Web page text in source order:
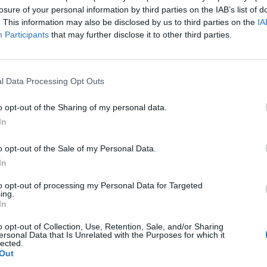
of your personal information by third parties on the IAB’s list of
This information may also be disclosed by us to third parties on the
Participants that may further disclose it to other third parties.
Data Processing Opt Outs
opt-out of the Sharing of my personal data.
opt-out of the Sale of my Personal Data.
opt-out of processing my Personal Data for Targeted
opt-out of Collection, Use, Retention, Sale, and/or Sharing
Data that Is Unrelated with the Purposes for which it
“Severe Weather Warning”ενημερώνει και
πληροφορίες, όπως ώρες ανατολής ηλίου και
ανατολής σελήνης και δύσης,
ειδοποιήσεις για ξαφνικά έντονα καιρικά
σειρά από επιπλέον λειτουργίες που δίνουν
καρδιακού ρυθμού, παρακολούθηση
οξύμετρο SpO25 για μετρήσεις επιπέδων του
το καθιστούν μοναδικό στην κατηγορία του.
Ακόμα και όταν υπάρχει ενεργοποιημένη η
GPS, η αυτονομία φτάνει τις 100 ώρες ενώ